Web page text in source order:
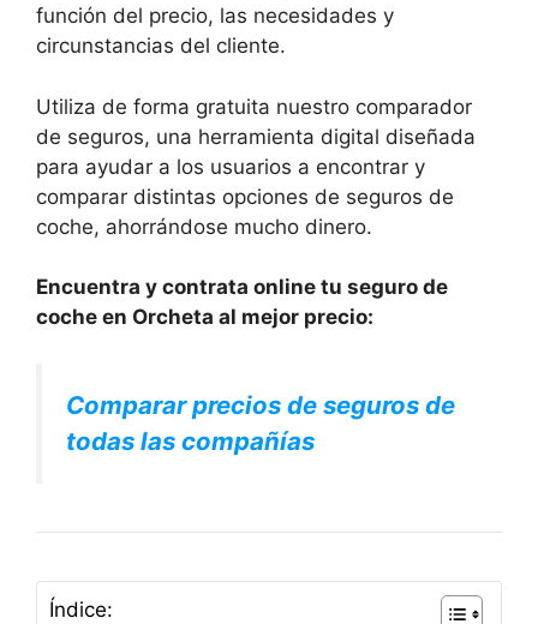
función del precio, las necesidades y
circunstancias del cliente.
Utiliza de forma gratuita nuestro comparador
de seguros, una herramienta digital diseñada
para ayudar a los usuarios a encontrar y
comparar distintas opciones de seguros de
coche, ahorrándose mucho dinero.
Encuentra y contrata online tu seguro de
coche en Orcheta al mejor precio:
Comparar precios de seguros de
todas las compañías
Índice: